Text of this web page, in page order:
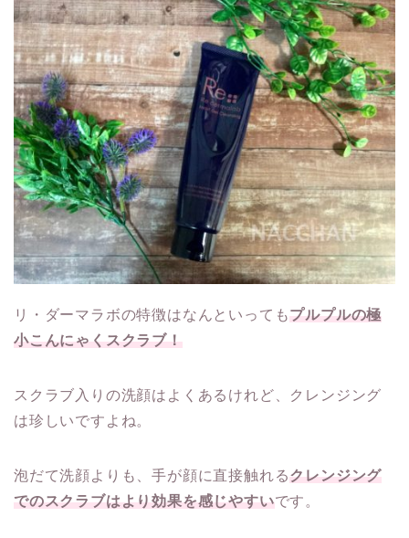
リ・ダーマラボの特徴はなんといってもプルプルの極
小こんにゃくスクラブ！
スクラブ入りの洗顔はよくあるけれど、クレンジング
は珍しいですよね。
泡だて洗顔よりも、手が顔に直接触れるクレンジング
でのスクラブはより効果を感じやすいです。